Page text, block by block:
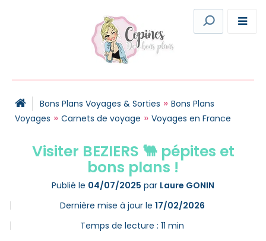
Bons Plans Voyages & Sorties » Bons Plans
Voyages » Carnets de voyage » Voyages en France
Visiter BEZIERS 🐫 pépites et
bons plans !
Publié le 04/07/2025 par Laure GONIN
Dernière mise à jour le 17/02/2026
Temps de lecture : 11 min